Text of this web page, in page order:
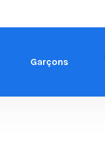
Garçons